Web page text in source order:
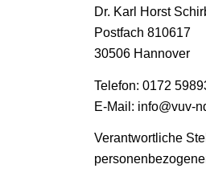
Dr. Karl Horst
Postfach 810617
30506 Hannover
Telefon: 0172
E-Mail: info@vuv-
Verantwortliche